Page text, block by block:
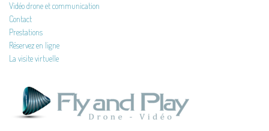
Vidéo drone et communication
Contact
Prestations
Réservez en ligne
La visite virtuelle